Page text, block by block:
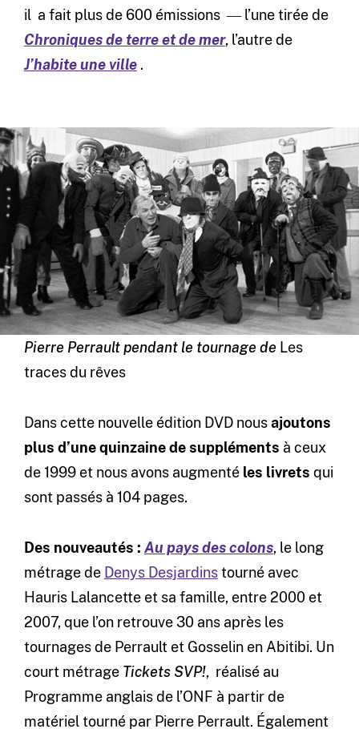
il a fait plus de 600 émissions ― l’une tirée de
Chroniques de terre et de mer, l’autre de
J’habite une ville .
Pierre Perrault pendant le tournage de Les
traces du rêves
Dans cette nouvelle édition DVD nousajoutons
plus d’une quinzaine de suppléments à ceux
de 1999 et nous avons augmenté les livrets qui
sont passés à 104 pages.
Des nouveautés : Au pays des colons, le long
métrage de Denys Desjardinstourné avec
Hauris Lalancette et sa famille, entre 2000 et
2007, que l’on retrouve 30 ans après les
tournages de Perrault et Gosselin en Abitibi. Un
court métrage Tickets SVP!, réalisé au
Programme anglais de l’ONF à partir de
matériel tourné par Pierre Perrault. Également